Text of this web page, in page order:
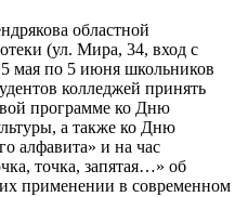
областной
(ул. Мира, 34, вход с
мая по 5 июня школьников
колледжей принять
программе ко Дню
а также ко Дню
алфавита» и на час
точка, запятая…» об
применении в современном